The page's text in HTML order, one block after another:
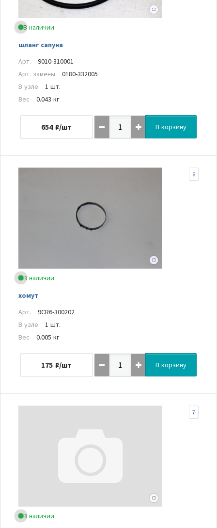
В наличии
шланг сапуна
Арт.
9010-310001
Арт. замены
0180-332005
В узле
1 шт.
Вес
0.043 кг
654 ₽/шт В корзину
В наличии
хомут
6
Арт.
9CR6-300202
В узле
1 шт.
Вес
0.005 кг
175 ₽/шт В корзину
В наличии
7